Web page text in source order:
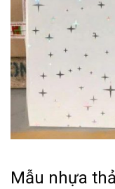
Mẫu nhựa